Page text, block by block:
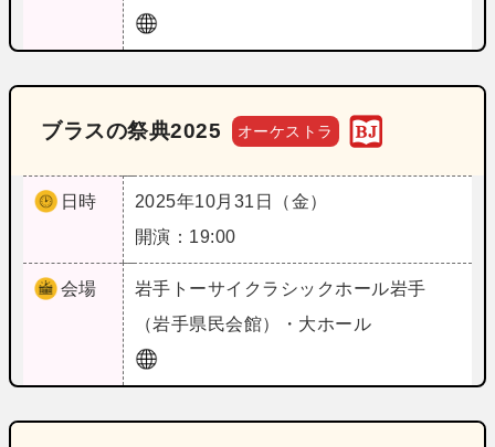
ブラスの祭典2025 オーケストラ
日時
2025年10月31日（金）
開演：19:00
会場 岩手 トーサイクラシックホール岩手
（岩手県民会館）・大ホール